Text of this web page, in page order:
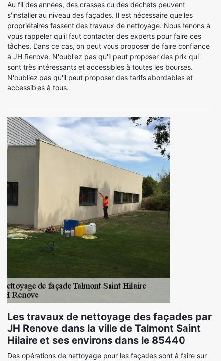
Au fil des années, des crasses ou des déchets peuvent
s'installer au niveau des façades. Il est nécessaire que les
propriétaires fassent des travaux de nettoyage. Nous tenons à
vous rappeler qu'il faut contacter des experts pour faire ces
tâches. Dans ce cas, on peut vous proposer de faire confiance
à JH Renove. N'oubliez pas qu'il peut proposer des prix qui
sont très intéressants et accessibles à toutes les bourses.
N'oubliez pas qu'il peut proposer des tarifs abordables et
accessibles à tous.
Les travaux de nettoyage des façades par
JH Renove dans la ville de Talmont Saint
Hilaire et ses environs dans le 85440
Des opérations de nettoyage pour les façades sont à faire sur